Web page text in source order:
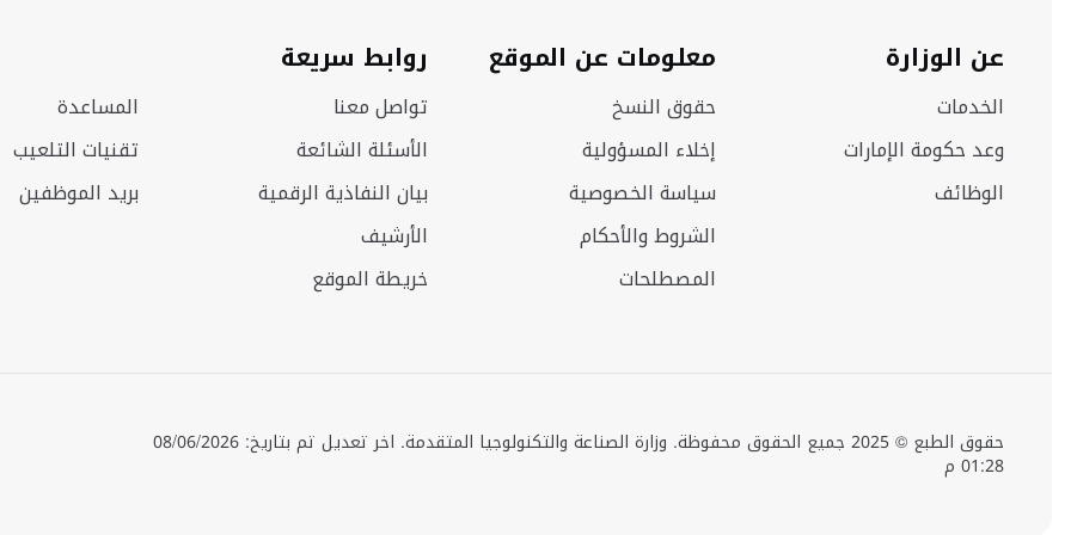
عن الوزارة
الخدمات
وعد حكومة الإمارات
الوظائف
معلومات عن الموقع
حقوق النسخ
إخلاء المسؤولية
سياسة الخصوصية
الشروط والأحكام
المصطلحات
روابط سريعة
تواصل معنا
الأسئلة الشائعة
بيان النفاذية الرقمية
الأرشيف
خريطة الموقع
المساعدة
تقنيات التلعيب
بريد الموظفين
حقوق الطبع © 2025 جميع الحقوق محفوظة. وزارة الصناعة والتكنولوجيا المتقدمة. اخر تعديل تم بتاريخ: 08/06/2026
01:28 م